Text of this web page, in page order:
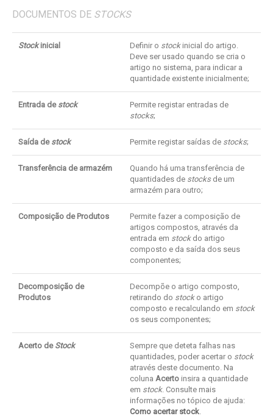
DOCUMENTOS DE STOCKS
Stockinicial Definir o stockinicial do artigo.
Deve ser usado quando se cria o
artigo no sistema, para indicar a
quantidade existente inicialmente;
Entrada de stock
Permite registar entradas de
stocks;
Saída de stock Permite registar saídas de stocks;
Transferência de armazém
Quando há uma transferência de
quantidades de stocksde um
armazém para outro;
Composição de Produtos
Permite fazer a composição de
artigos compostos, através da
entrada em stockdo artigo
composto e da saída dos seus
componentes;
Decomposição de
Produtos
Decompõe o artigo composto,
retirando do stocko artigo
composto e recalculando em stock
os seus componentes;
Acerto de Stock
Sempre que deteta falhas nas
quantidades, poder acertar o stock
através deste documento. Na
coluna Acerto insira a quantidade
em stock. Consulte mais
informações no tópico de ajuda:
Como acertar stock.